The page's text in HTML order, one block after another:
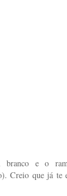
e o
Creio que já te